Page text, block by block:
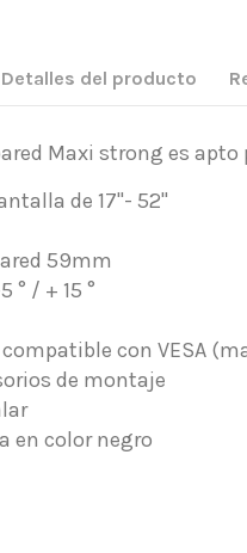
Detalles del producto
Maxi strong es apto
de 17"- 52"
59mm
° / + 15 °
con VESA
de montaje
en color negro